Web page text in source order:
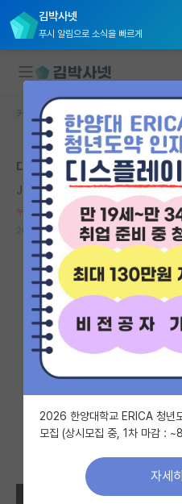
김박사넷
푸시 알림으로 소식을 빠르게
대학원생 모집
국내대학원 정보
연구실&오픈랩
커뮤니티
커뮤니티 홈
전체글보기
베스트 게시판
IF 명예의전당
자유 게시판(아무개랩)
미국 유학 게시판
미국 대학원 합격 후기 게시
대학원생 모집 게시판
커뮤니티 홈 자유 게시판(아무개랩)
대학원입시 준비하시는 분들
John Bardeen
누적 신고가 20개 이상인 사용자입니다.
2020.10.04
0 11155
2026 한양대학교 ERICA 청년
모집 (상시모집 중, 1차 마감 :
자세